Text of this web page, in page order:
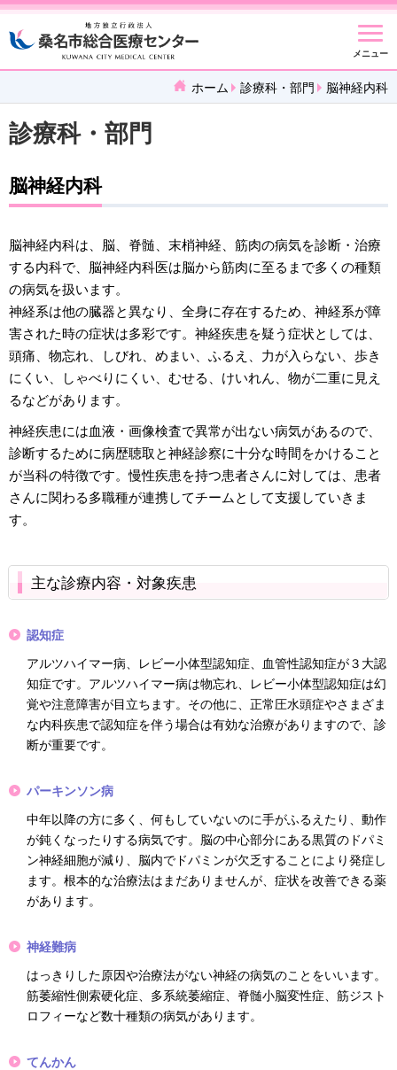
メニュー
ホーム 診療科・部門 脳神経内科
診療科・部門
脳神経内科
脳神経内科は、脳、脊髄、末梢神経、筋肉の病気を診断・治療
する内科で、脳神経内科医は脳から筋肉に至るまで多くの種類
の病気を扱います。
神経系は他の臓器と異なり、全身に存在するため、神経系が障
害された時の症状は多彩です。神経疾患を疑う症状としては、
頭痛、物忘れ、しびれ、めまい、ふるえ、力が入らない、歩き
にくい、しゃべりにくい、むせる、けいれん、物が二重に見え
るなどがあります。
神経疾患には血液・画像検査で異常が出ない病気があるので、
診断するために病歴聴取と神経診察に十分な時間をかけること
が当科の特徴です。慢性疾患を持つ患者さんに対しては、患者
さんに関わる多職種が連携してチームとして支援していきま
す。
主な診療内容・対象疾患
認知症
アルツハイマー病、レビー小体型認知症、血管性認知症が３大認
知症です。アルツハイマー病は物忘れ、レビー小体型認知症は幻
覚や注意障害が目立ちます。その他に、正常圧水頭症やさまざま
な内科疾患で認知症を伴う場合は有効な治療がありますので、診
断が重要です。
パーキンソン病
中年以降の方に多く、何もしていないのに手がふるえたり、動作
が鈍くなったりする病気です。脳の中心部分にある黒質のドパミ
ン神経細胞が減り、脳内でドパミンが欠乏することにより発症し
ます。根本的な治療法はまだありませんが、症状を改善できる薬
があります。
神経難病
はっきりした原因や治療法がない神経の病気のことをいいます。
筋萎縮性側索硬化症、多系統萎縮症、脊髄小脳変性症、筋ジスト
ロフィーなど数十種類の病気があります。
てんかん